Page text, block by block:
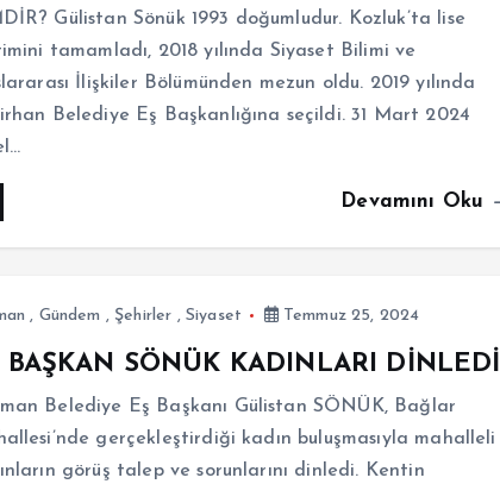
Gülistan Sönük 1993 doğumludur. Kozluk’ta lise
tamamladı, 2018 yılında Siyaset Bilimi ve
İlişkiler Bölümünden mezun oldu. 2019 yılında
Belediye Eş Başkanlığına seçildi. 31 Mart 2024
Devamını Oku
, Gündem , Şehirler , Siyaset Temmuz 25, 2024
BAŞKAN SÖNÜK KADINLARI DİNLEDİ
Belediye Eş Başkanı Gülistan SÖNÜK, Bağlar
gerçekleştirdiği kadın buluşmasıyla mahalleli
görüş talep ve sorunlarını dinledi. Kentin